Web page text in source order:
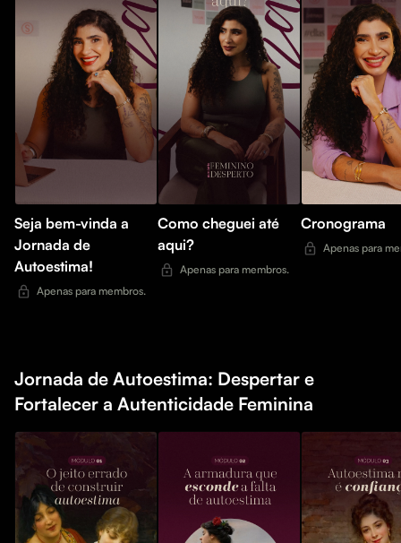
Seja bem-vinda a
Jornada de
Autoestima!
Apenas para membros.
Como cheguei até
aqui?
Apenas para membros.
Cronograma
Apenas para
Jornada de Autoestima: Despertar e
Fortalecer a Autenticidade Feminina